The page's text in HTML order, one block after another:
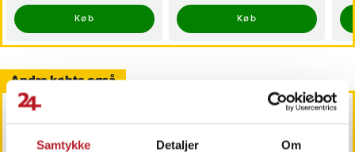
Samtykke Detaljer Om
Køb
Køb
Andre købte også